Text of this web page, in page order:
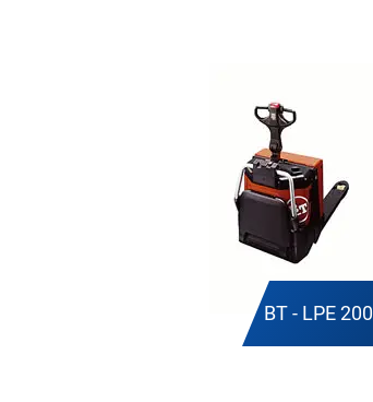
BT - LPE 200